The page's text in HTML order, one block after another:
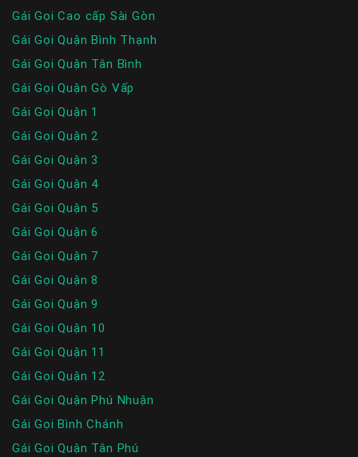
Gái Gọi Cao cấp Sài Gòn
Gái Gọi Quận Bình Thạnh
Gái Gọi Quận Tân Bình
Gái Gọi Quận Gò Vấp
Gái Gọi Quận 1
Gái Gọi Quận 2
Gái Gọi Quận 3
Gái Gọi Quận 4
Gái Gọi Quận 5
Gái Gọi Quận 6
Gái Gọi Quận 7
Gái Gọi Quận 8
Gái Gọi Quận 9
Gái Gọi Quận 10
Gái Gọi Quận 11
Gái Gọi Quận 12
Gái Gọi Quận Phú Nhuận
Gái Gọi Bình Chánh
Gái Gọi Quận Tân Phú